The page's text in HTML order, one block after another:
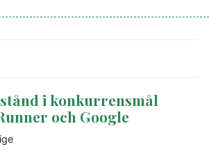
i konkurrensmål
och Google